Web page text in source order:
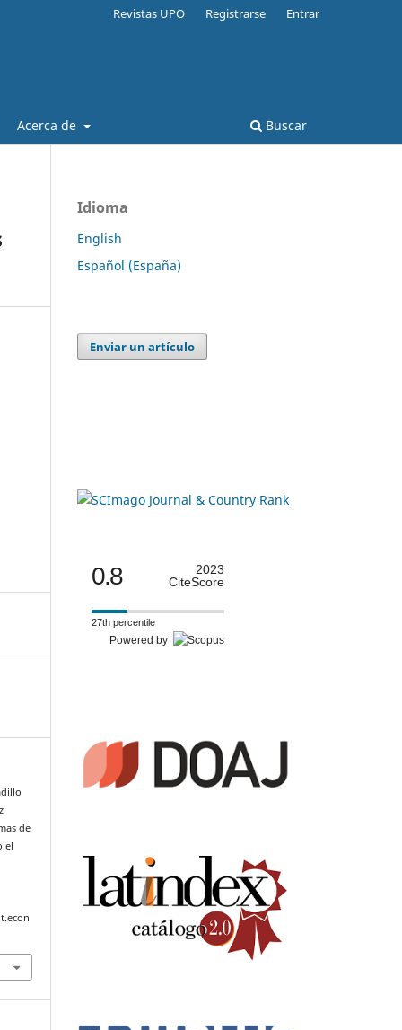
Acerca de Buscar
Revistas UPO Registrarse Entrar
de
el
Idioma
English
Español (España)
Enviar un artículo
0.8
2023
CiteScore
27th percentile
Powered by